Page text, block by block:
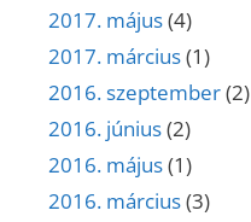
2017. május(4)
2017. március(1)
2016. szeptember(2)
2016. június(2)
2016. május(1)
2016. március(3)